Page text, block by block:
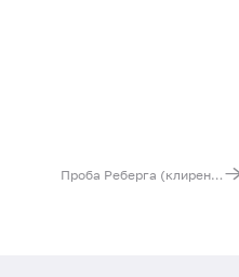
Проба Реберга (клиренс эндогенного креатинина)